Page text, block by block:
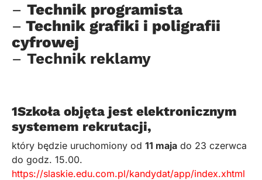
– Technik programista
– Technik grafiki i poligrafii
cyfrowej
– Technik reklamy
1Szkoła objęta jest elektronicznym
systemem rekrutacji,
który będzie uruchomiony od 11 maja do 23 czerwca
do godz. 15.00.
https://slaskie.edu.com.pl/kandydat/app/index.xhtml